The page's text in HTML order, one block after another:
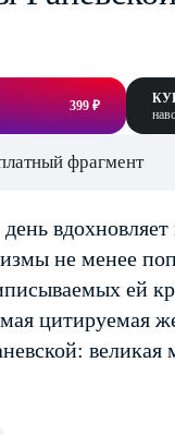
399 ₽
фрагмент
не менее
ей
цитируемая
великая